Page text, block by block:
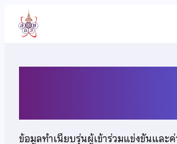
เนื้อหา
ข้อมูลทำเนียบรุ่นผู้เข้าร่วมแข่งขันและ